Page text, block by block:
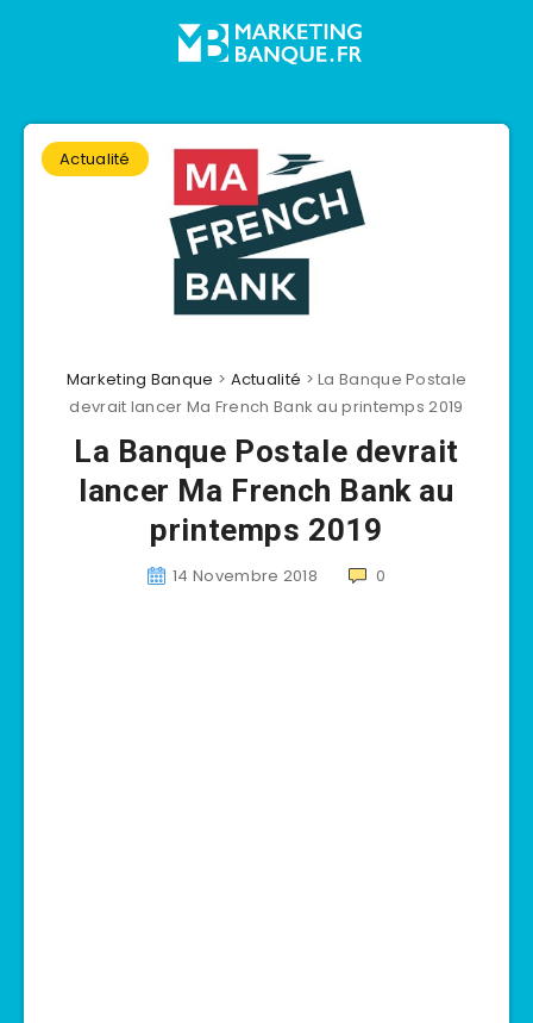
Actualité
Marketing Banque > Actualité >La Banque Postale
devrait lancer Ma French Bank au printemps 2019
La Banque Postale devrait
lancer Ma French Bank au
printemps 2019
14 Novembre 2018 0